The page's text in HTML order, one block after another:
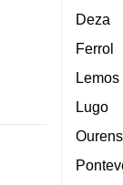
Deza
Ferrol
Lemos
Lugo